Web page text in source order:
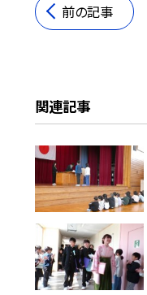
前の記事
関連記事